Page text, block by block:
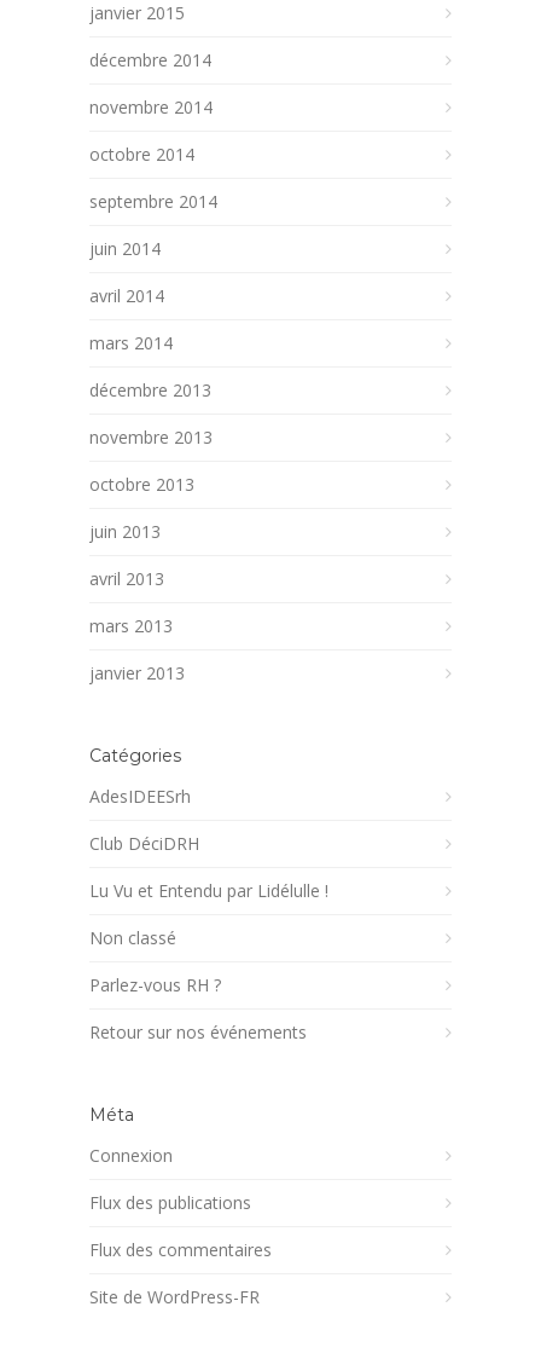
janvier 2015
décembre 2014
novembre 2014
octobre 2014
septembre 2014
juin 2014
avril 2014
mars 2014
décembre 2013
novembre 2013
octobre 2013
juin 2013
avril 2013
mars 2013
janvier 2013
Catégories
AdesIDEESrh
Club DéciDRH
Lu Vu et Entendu par Lidélulle !
Non classé
Parlez-vous RH ?
Retour sur nos événements
Méta
Connexion
Flux des publications
Flux des commentaires
Site de WordPress-FR